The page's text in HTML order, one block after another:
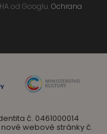
od Googlu.Ochrana
č. 0461000014
webové stránky č.